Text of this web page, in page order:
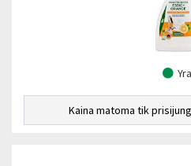
Yra
Kaina matoma tik